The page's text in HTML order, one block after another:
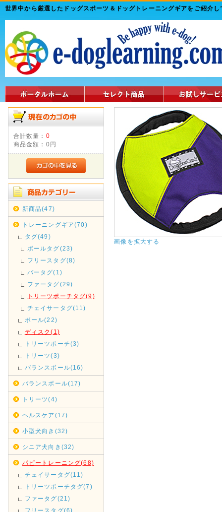
世界中から厳選したドッグスポーツ＆ドッグトレーニングギアをご紹介
合計数量： 0
商品金額： 0円
新商品(47)
トレーニングギア(70)
タグ(49)
ボールタグ(23)
フリースタグ(8)
バータグ(1)
ファータグ(29)
トリーツポーチタグ(9)
チェイサータグ(11)
ボール(22)
ディスク(1)
トリーツポーチ(3)
トリーツ(3)
バランスボール(16)
バランスボール(17)
トリーツ(4)
ヘルスケア(17)
小型犬向き(32)
シニア犬向き(32)
パピートレーニング(68)
チェイサータグ(11)
トリーツポーチタグ(7)
ファータグ(21)
フリースタグ(6)
画像を拡大する